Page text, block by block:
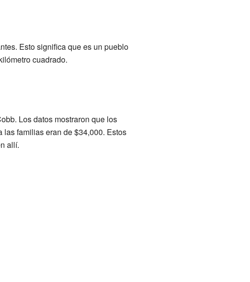
Esto significa que es un pueblo
cuadrado.
Los datos mostraron que los
familias eran de $34,000. Estos
allí.